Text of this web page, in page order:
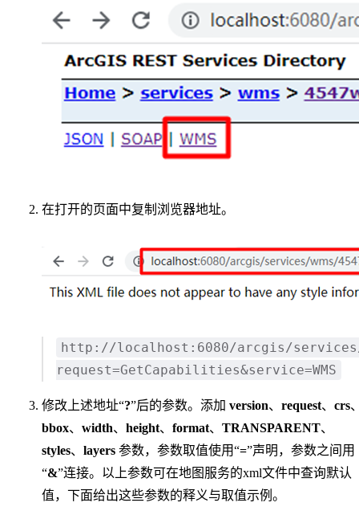
在打开的页面中复制浏览器地址。
http://localhost:6080/arcgis/services/
request=GetCapabilities&service=WMS
修改上述地址“?”后的参数。添加 version、 request、 crs
bbox、 width、 height、 format、 TRANSPARENT、
styles、 layers 参数，参数取值使用“=”声明，参数之间用
“&”连接。以上参数可在地图服务的xml文件中查询默认
值，下面给出这些参数的释义与取值示例。